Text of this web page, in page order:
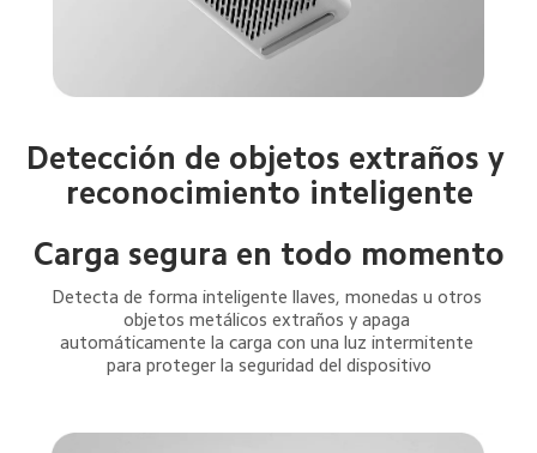
Detección de objetos extraños y
reconocimiento inteligente
Carga segura en todo momento
Detecta de forma inteligente llaves, monedas u otros
objetos metálicos extraños y apaga
automáticamente la carga con una luz intermitente
para proteger la seguridad del dispositivo